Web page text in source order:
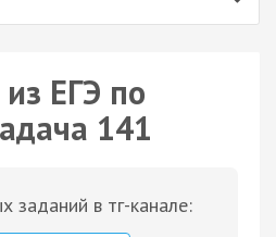
ЕГЭ по
141
заданий в тг-канале: